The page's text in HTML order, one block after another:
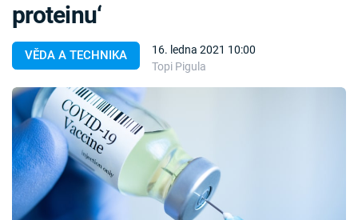
Témata
Témata
Pořady
TV Program
Časopis
VĚDA A TECHNIKA
16. ledna 2021 10:00
Topi Pigula
proteinu‘